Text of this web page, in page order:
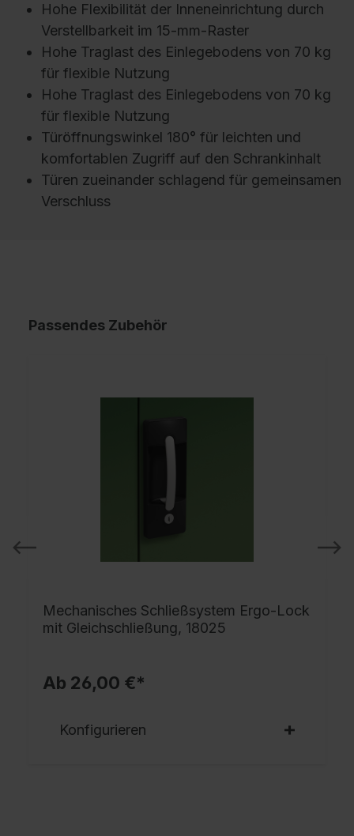
Hohe Flexibilität der Inneneinrichtung durch
Verstellbarkeit im 15-mm-Raster
Hohe Traglast des Einlegebodens von 70 kg
für flexible Nutzung
Hohe Traglast des Einlegebodens von 70 kg
für flexible Nutzung
Türöffnungswinkel 180° für leichten und
komfortablen Zugriff auf den Schrankinhalt
Türen zueinander schlagend für gemeinsamen
Verschluss
Passendes Zubehör
Mechanisches Schließsystem Ergo-Lock
mit Gleichschließung, 18025
Ab 26,00 €*
Konfigurieren